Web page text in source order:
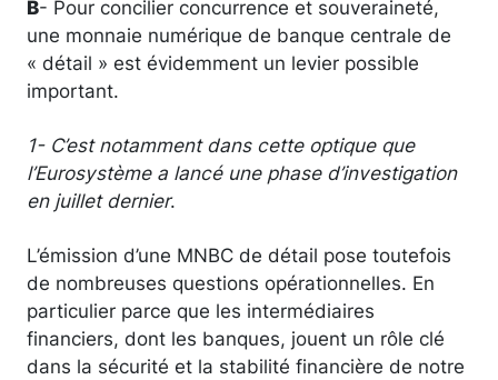
B- Pour concilier concurrence et souveraineté,
une monnaie numérique de banque centrale de
« détail » est évidemment un levier possible
important.
1- C’est notamment dans cette optique que
l’Eurosystème a lancé une phase d’investigation
en juillet dernier.
L’émission d’une MNBC de détail pose toutefois
de nombreuses questions opérationnelles. En
particulier parce que les intermédiaires
financiers, dont les banques, jouent un rôle clé
dans la sécurité et la stabilité financière de notre